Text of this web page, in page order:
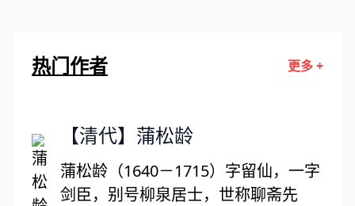
热门作者 更多 +
【清代】蒲松龄
蒲松龄（1640－1715）字留仙，一字
剑臣，别号柳泉居士，世称聊斋先